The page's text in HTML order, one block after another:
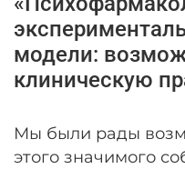
модели:
клиническую
Мы были рады
этого значимого